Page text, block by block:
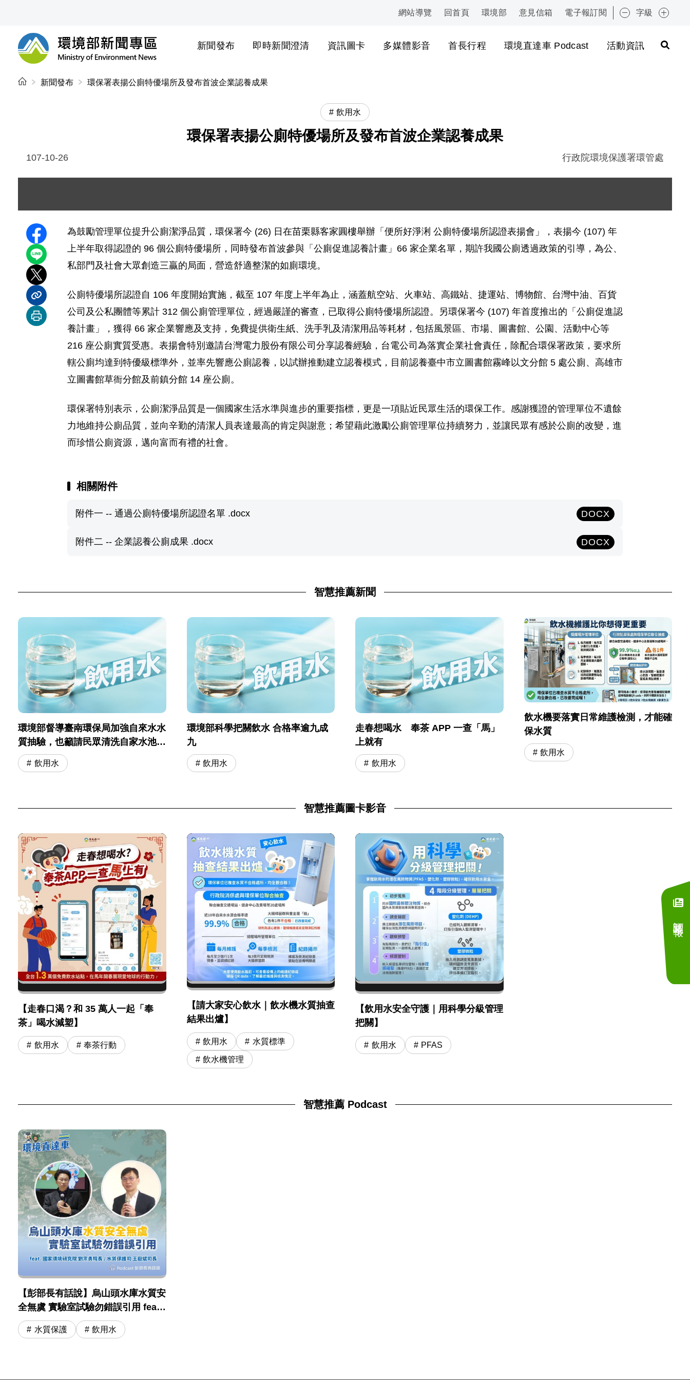
:::
網站導覽 回首頁 環境部 意見信箱 電子報訂閱 字級
環境部新聞專區
新聞發布 即時新聞澄清 資訊圖卡 多媒體影音 首長行程 環境直達車 Podcast 活動資訊
:::
新聞發布 環保署表揚公廁特優場所及發布首波企業認養成果
飲用水
環保署表揚公廁特優場所及發布首波企業認養成果
107-10-26 行政院環境保護署環管處
分享至 Facebook
分享到 LINE
分享到 X
分享內容連結
列印本頁
為鼓勵管理單位提升公廁潔淨品質，環保署今 (26) 日在苗栗縣客家圓樓舉辦「便所好淨浰 公廁特優場所認證表揚會」，表揚今 (107) 年
上半年取得認證的 96 個公廁特優場所，同時發布首波參與「公廁促進認養計畫」66 家企業名單，期許我國公廁透過政策的引導，為公、
私部門及社會大眾創造三贏的局面，營造舒適整潔的如廁環境。
公廁特優場所認證自 106 年度開始實施，截至 107 年度上半年為止，涵蓋航空站、火車站、高鐵站、捷運站、博物館、台灣中油、百貨
公司及公私團體等累計 312 個公廁管理單位，經過嚴謹的審查，已取得公廁特優場所認證。另環保署今 (107) 年首度推出的「公廁促進認
養計畫」，獲得 66 家企業響應及支持，免費提供衛生紙、洗手乳及清潔用品等耗材，包括風景區、市場、圖書館、公園、活動中心等
216 座公廁實質受惠。表揚會特別邀請台灣電力股份有限公司分享認養經驗，台電公司為落實企業社會責任，除配合環保署政策，要求所
轄公廁均達到特優級標準外，並率先響應公廁認養，以試辦推動建立認養模式，目前認養臺中市立圖書館霧峰以文分館 5 處公廁、高雄市
立圖書館草衙分館及前鎮分館 14 座公廁。
環保署特別表示，公廁潔淨品質是一個國家生活水準與進步的重要指標，更是一項貼近民眾生活的環保工作。感謝獲證的管理單位不遺餘
力地維持公廁品質，並向辛勤的清潔人員表達最高的肯定與謝意；希望藉此激勵公廁管理單位持續努力，並讓民眾有感於公廁的改變，進
而珍惜公廁資源，邁向富而有禮的社會。
相關附件
附件一 -- 通過公廁特優場所認證名單 .docx DOCX
附件二 -- 企業認養公廁成果 .docx DOCX
智慧推薦新聞
環境部督導臺南環保局加強自來水水
質抽驗，也籲請民眾清洗自家水池水
塔，維護用水安全
飲用水
環境部科學把關飲水 合格率逾九成
九
飲用水
走春想喝水 奉茶 APP 一查「馬」
上就有
飲用水
飲水機要落實日常維護檢測，才能確
保水質
飲用水
智慧推薦圖卡影音
【走春口渴？和 35 萬人一起「奉
茶」喝水減塑】
飲用水 奉茶行動
【請大家安心飲水｜飲水機水質抽查
結果出爐】
飲用水 水質標準
飲水機管理
【飲用水安全守護｜用科學分級管理
把關】
飲用水 PFAS
智慧推薦 Podcast
【彭部長有話說】烏山頭水庫水質安
全無虞 實驗室試驗勿錯誤引用 feat .
國環院 劉宗勇院長 / 水保司 王嶽斌
司長
水質保護 飲用水